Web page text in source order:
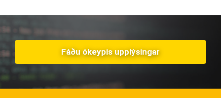
Fáðu ókeypis upplýsingar